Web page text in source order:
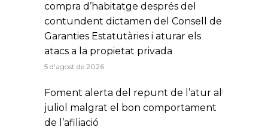
compra d’habitatge després del
contundent dictamen del Consell de
Garanties Estatutàries i aturar els
atacs a la propietat privada
5 d'agost de 2026
Foment alerta del repunt de l’atur al
juliol malgrat el bon comportament
de l’afiliació